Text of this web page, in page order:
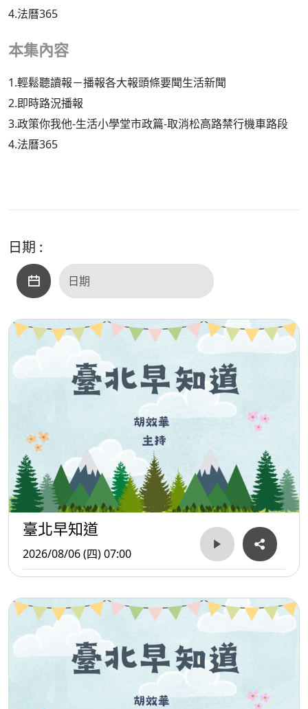
4.法曆365
本集內容
1.輕鬆聽讀報－播報各大報頭條要聞生活新聞
2.即時路況播報
3.政策你我他-生活小學堂市政篇-取消松高路禁行機車路段
4.法曆365
日期 :
臺北早知道
2026/08/06 (四) 07:00